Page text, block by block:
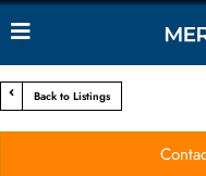
Back to Listings